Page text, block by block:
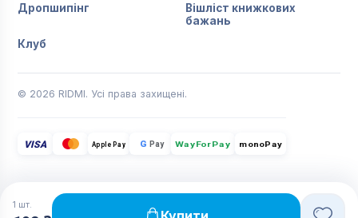
1 шт.
Дропшипінг
Вішліст книжкових
бажань
Клуб
© 2026 RIDMI. Усі права захищені.
VISA Apple Pay G Pay WayForPay monoPay